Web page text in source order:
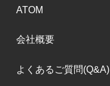
ATOM
会社概要
よくあるご質問(Q&A)